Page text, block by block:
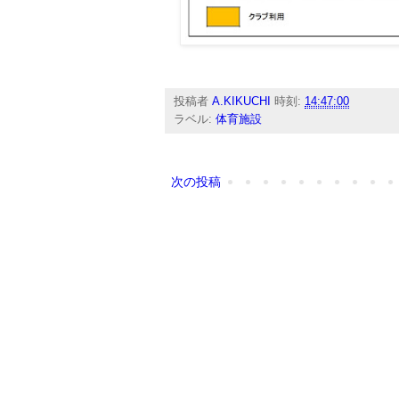
投稿者 A.KIKUCHI 時刻: 14:47:00
ラベル: 体育施設
次の投稿